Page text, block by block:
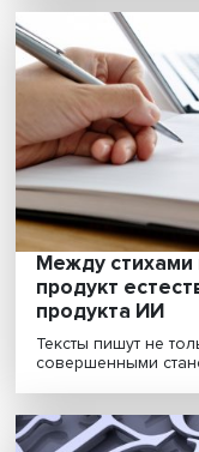
Просто о
понятными
С каждым годом
сложнее, и